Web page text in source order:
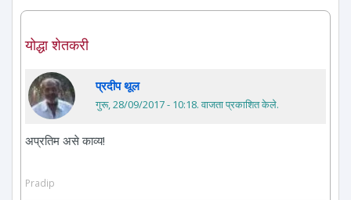
योद्धा शेतकरी
प्रदीप थूल
गुरू, 28/09/2017 - 10:18. वाजता प्रकाशित केले.
अप्रतिम असे काव्य!
Pradip